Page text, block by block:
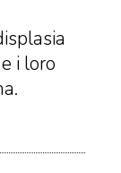
i loro